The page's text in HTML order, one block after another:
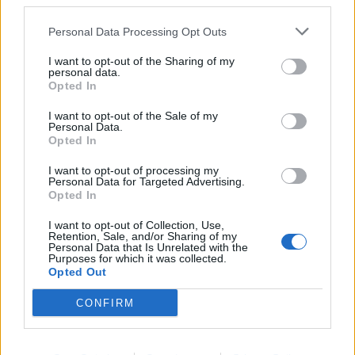
Personal Data Processing Opt Outs
I want to opt-out of the Sharing of my
personal data.
Opted In
I want to opt-out of the Sale of my
Personal Data.
Opted In
I want to opt-out of processing my
Personal Data for Targeted Advertising.
Opted In
I want to opt-out of Collection, Use,
Retention, Sale, and/or Sharing of my
Personal Data that Is Unrelated with the
Purposes for which it was collected.
Opted Out
CONFIRM
00:00